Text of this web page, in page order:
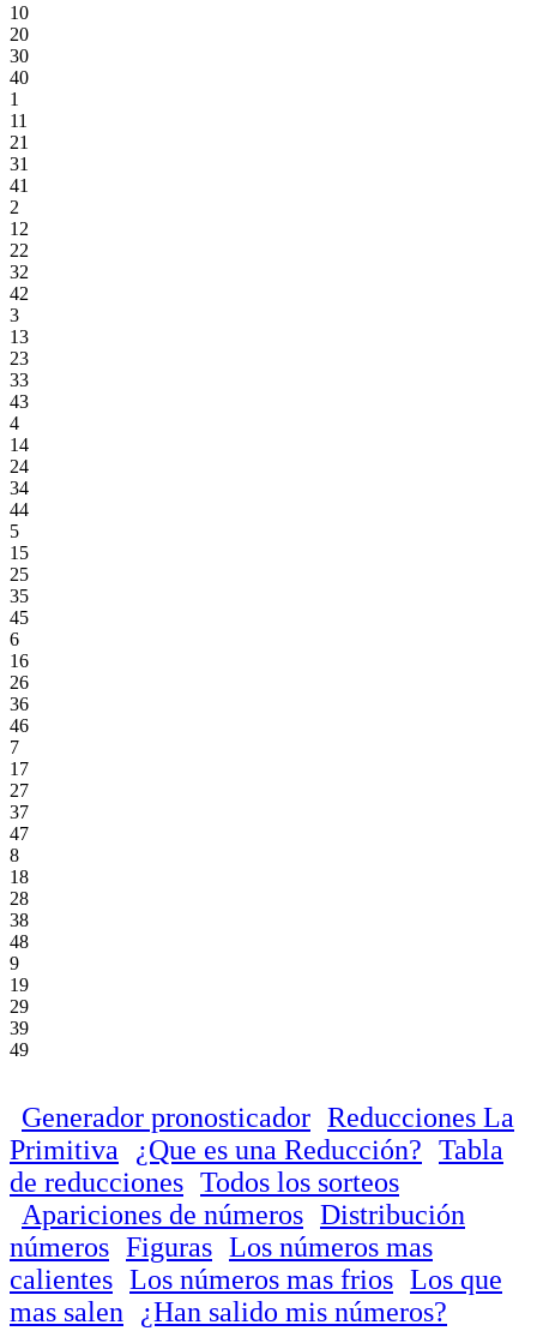
10
20
30
40
1
11
21
31
41
2
12
22
32
42
3
13
23
33
43
4
14
24
34
44
5
15
25
35
45
6
16
26
36
46
7
17
27
37
47
8
18
28
38
48
9
19
29
39
49
Generador pronosticador Reducciones La
Primitiva
¿Que es una Reducción? Tabla
de reducciones Todos los sorteos
Apariciones de números Distribución
números Figuras Los números mas
calientes Los números mas frios Los que
mas salen
¿Han salido mis números?